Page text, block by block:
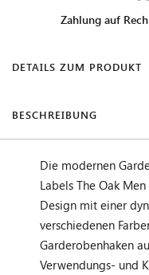
Zahlung auf
DETAILS ZUM PRODUKT
BESCHREIBUNG
Die modernen
Labels The Oak
Design mit einer
verschiedenen
Garderobenhaken
Verwendungs- und